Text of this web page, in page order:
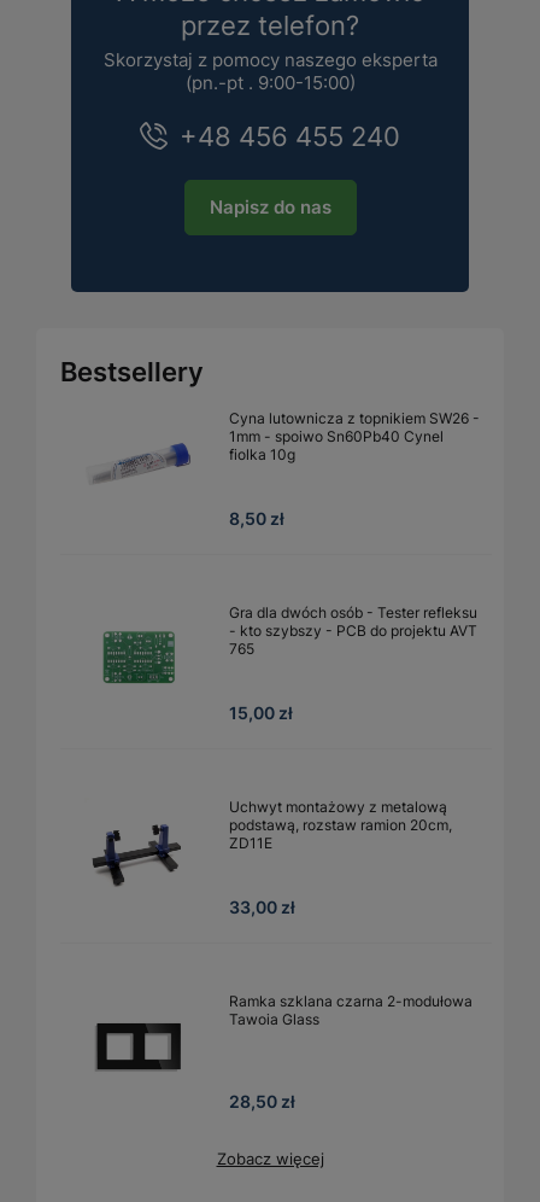
przez telefon?
Skorzystaj z pomocy naszego eksperta
(pn.-pt . 9:00-15:00)
+48 456 455 240
Napisz do nas
Bestsellery
Cyna lutownicza z topnikiem SW26 -
1mm - spoiwo Sn60Pb40 Cynel
fiolka 10g
8,50 zł
Gra dla dwóch osób - Tester refleksu
- kto szybszy - PCB do projektu AVT
765
15,00 zł
Uchwyt montażowy z metalową
podstawą, rozstaw ramion 20cm,
ZD11E
33,00 zł
Ramka szklana czarna 2-modułowa
Tawoia Glass
28,50 zł
Zobacz więcej